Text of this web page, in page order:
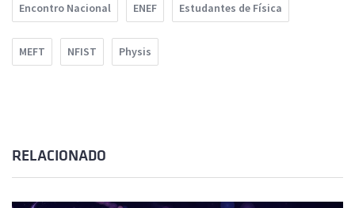
Encontro Nacional ENEF Estudantes de Física
MEFT NFIST Physis
RELACIONADO